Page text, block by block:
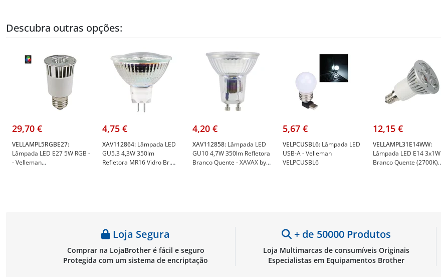
Descubra outras opções:
29,70 €
VELLAMPL5RGBE27:
Lâmpada LED E27 5W RGB -
- Velleman
4,75 €
XAV112864: Lâmpada LED
GU5.3 4,3W 350lm
Refletora MR16 Vidro Br.
4,20 €
XAV112858: Lâmpada LED
GU10 4,7W 350lm Refletora
Branco Quente - XAVAX by
5,67 €
VELPCUSBL6: Lâmpada LED
USB-A - Velleman
VELPCUSBL6
12,15 €
VELLAMPL31E14WW:
Lâmpada LED E14 3x1W
Branco Quente (2700K)
Loja Segura
Comprar na LojaBrother é fácil e seguro
Protegida com um sistema de encriptação
+ de 50000 Produtos
Loja Multimarcas de consumíveis Originais
Especialistas em Equipamentos Brother